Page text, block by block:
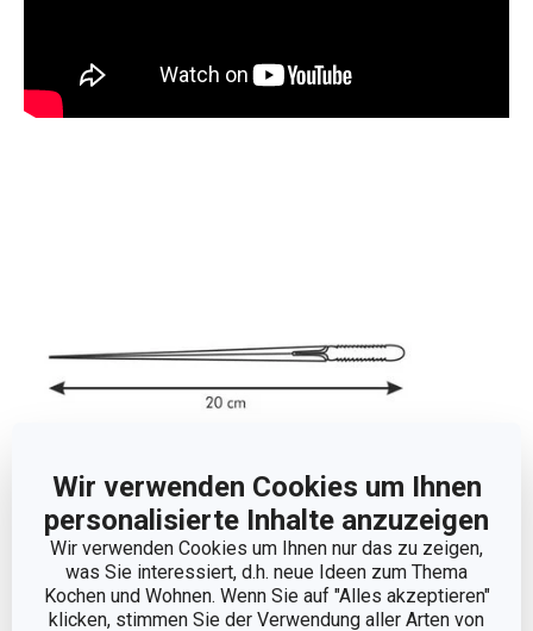
Wir verwenden Cookies um Ihnen
personalisierte Inhalte anzuzeigen
Wir verwenden Cookies um Ihnen nur das zu zeigen,
was Sie interessiert, d.h. neue Ideen zum Thema
Kochen und Wohnen. Wenn Sie auf "Alles akzeptieren"
klicken, stimmen Sie der Verwendung aller Arten von
Abmessungen